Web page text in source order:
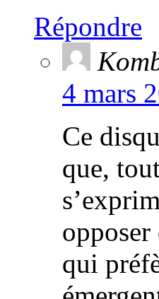
Répondre
4 mars
Ce
que,
qui